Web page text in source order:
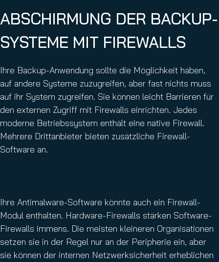
ABSCHIRMUNG DER BACKUP-
SYSTEME MIT FIREWALLS
Ihre Backup-Anwendung sollte die Möglichkeit haben,
auf andere Systeme zuzugreifen, aber fast nichts muss
auf ihr System zugreifen. Sie können leicht Barrieren für
den externen Zugriff mit Firewalls einrichten. Jedes
moderne Betriebssystem enthält eine native Firewall.
Mehrere Drittanbieter bieten zusätzliche Firewall-
Software an.
Ihre Antimalware-Software könnte auch ein Firewall-
Modul enthalten. Hardware-Firewalls stärken Software-
Firewalls immens. Die meisten kleineren Organisationen
setzen sie in der Regel nur an der Peripherie ein, aber
sie können der internen Netzwerksicherheit erheblichen